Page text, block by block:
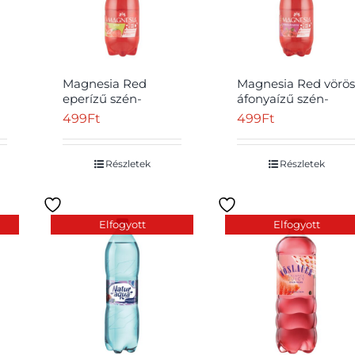
Magnesia Red
eperízű szén-
dioxiddal enyhén
l
499Ft
Részletek
Magnesia Red vörös
áfonyaízű szén-
dioxiddal enyhén
l
499Ft
Részletek
Elfogyott Elfogyott